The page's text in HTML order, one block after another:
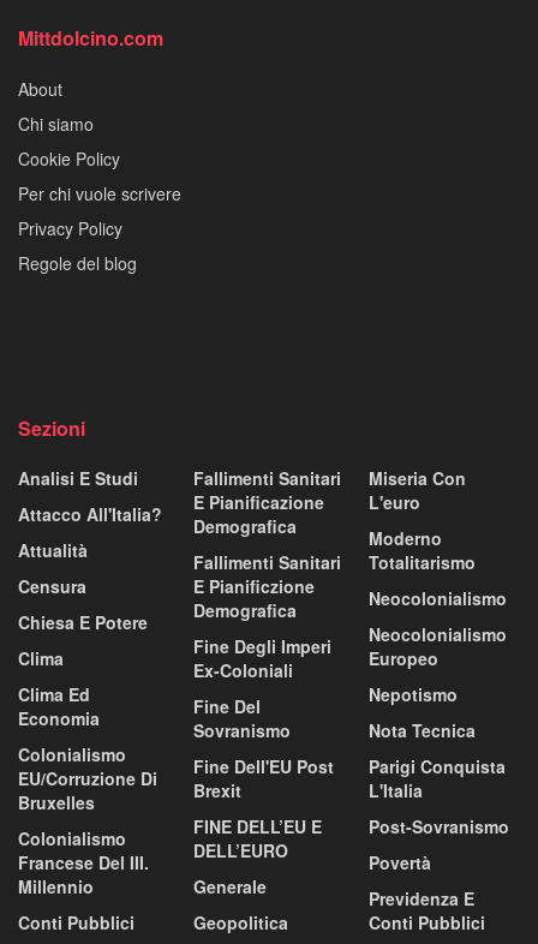
Mittdolcino.com
About
Chi siamo
Cookie Policy
Per chi vuole scrivere
Privacy Policy
Regole del blog
Sezioni
Analisi E Studi
Attacco All'Italia?
Attualità
Censura
Chiesa E Potere
Clima
Clima Ed
Economia
Colonialismo
EU/corruzione Di
Bruxelles
Colonialismo
Francese Del III.
Millennio
Conti Pubblici
Fallimenti Sanitari
E Pianificazione
Demografica
Fallimenti Sanitari
E Pianificzione
Demografica
Fine Degli Imperi
Ex-Coloniali
Fine Del
Sovranismo
Fine Dell'EU Post
Brexit
FINE DELL’EU E
DELL’EURO
Generale
Geopolitica
Miseria Con
L'euro
Moderno
Totalitarismo
Neocolonialismo
Neocolonialismo
Europeo
Nepotismo
Nota Tecnica
Parigi Conquista
L'Italia
Post-Sovranismo
Povertà
Previdenza E
Conti Pubblici